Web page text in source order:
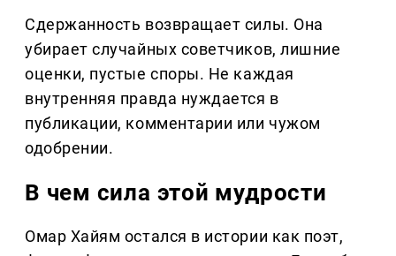
Сдержанность возвращает силы. Она
убирает случайных советчиков, лишние
оценки, пустые споры. Не каждая
внутренняя правда нуждается в
публикации, комментарии или чужом
одобрении.
В чем сила этой мудрости
Омар Хайям остался в истории как поэт,